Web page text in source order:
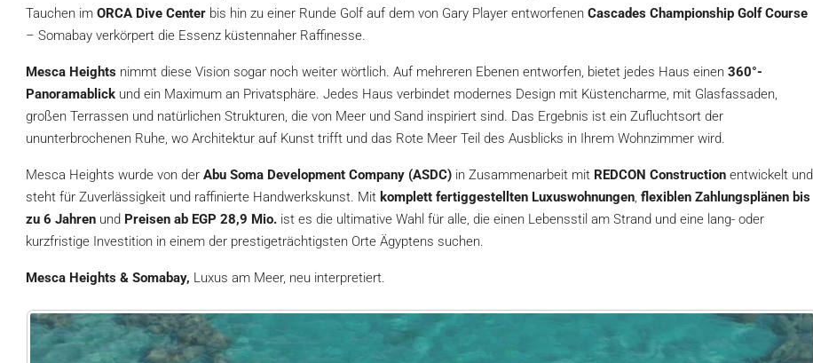
Tauchen im ORCA Dive Center bis hin zu einer Runde Golf auf dem von Gary Player entworfenen Cascades Championship Golf Course
– Somabay verkörpert die Essenz küstennaher Raffinesse.
Mesca Heights nimmt diese Vision sogar noch weiter wörtlich. Auf mehreren Ebenen entworfen, bietet jedes Haus einen 360°-
Panoramablick und ein Maximum an Privatsphäre. Jedes Haus verbindet modernes Design mit Küstencharme, mit Glasfassaden,
großen Terrassen und natürlichen Strukturen, die von Meer und Sand inspiriert sind. Das Ergebnis ist ein Zufluchtsort der
ununterbrochenen Ruhe, wo Architektur auf Kunst trifft und das Rote Meer Teil des Ausblicks in Ihrem Wohnzimmer wird.
Mesca Heights wurde von der Abu Soma Development Company (ASDC) in Zusammenarbeit mit REDCON Construction entwickelt und
steht für Zuverlässigkeit und raffinierte Handwerkskunst. Mit komplett fertiggestellten Luxuswohnungen, flexiblen Zahlungsplänen bis
zu 6 Jahren und Preisen ab EGP 28,9 Mio. ist es die ultimative Wahl für alle, die einen Lebensstil am Strand und eine lang- oder
kurzfristige Investition in einem der prestigeträchtigsten Orte Ägyptens suchen.
Mesca Heights & Somabay, Luxus am Meer, neu interpretiert.